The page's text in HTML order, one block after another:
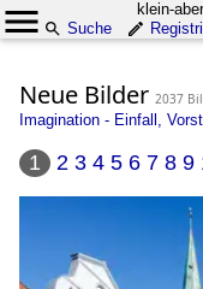
klein-
Suche
Neue Bilder 2037
Imagination - Einfall,
1 2 3 4 5 6 7 8 9